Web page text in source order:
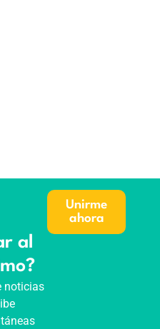
al
noticias
Unirme
ahora